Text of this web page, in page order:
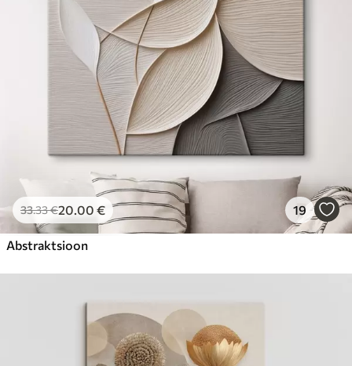
33.33€20.00 € 19
Abstraktsioon